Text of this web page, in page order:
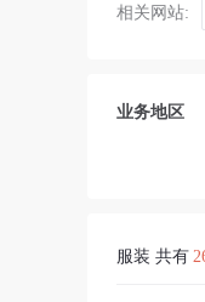
相关网站:
业务地区
服装 共有